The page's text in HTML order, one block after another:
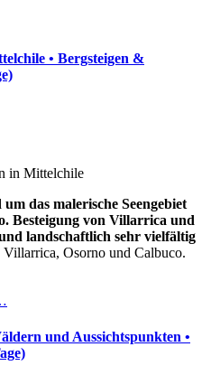
• Bergsteigen &
das malerische Seengebiet
Besteigung von Villarrica und
landschaftlich sehr vielfältig
Osorno und Calbuco.
und Aussichtspunkten •